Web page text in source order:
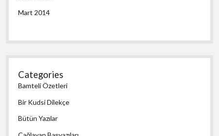
Mart 2014
Categories
Bamteli Özetleri
Bir Kudsi Dilekçe
Bütün Yazılar